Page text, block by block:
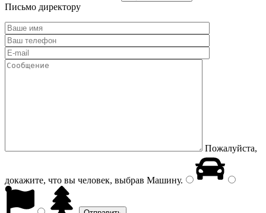
Письмо директору
Пожалуйста,
докажите, что вы человек, выбрав Машину.